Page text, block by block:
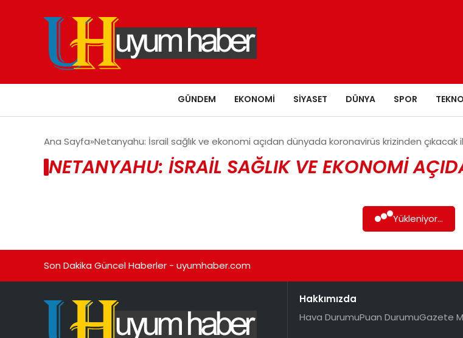
GÜNDEM EKONOMI SIYASET DÜNYA SPOR
Ana Sayfa Netanyahu: İsrail sağlık ve ekonomi açıdan dünyada koronavirüs krizinden çıkacak
NETANYAHU: İSRAIL SAĞLIK VE EKONOMI
Yükleniyor...
Son Dakika Güncel Haberler - uyumhaber.com
Hakkımızda
Hava DurumuPuan DurumuGazete